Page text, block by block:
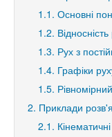
1.1. Основні
1.2.
1.3. Рух з
1.4. Графіки
1.5.
2. Приклади
2.1.